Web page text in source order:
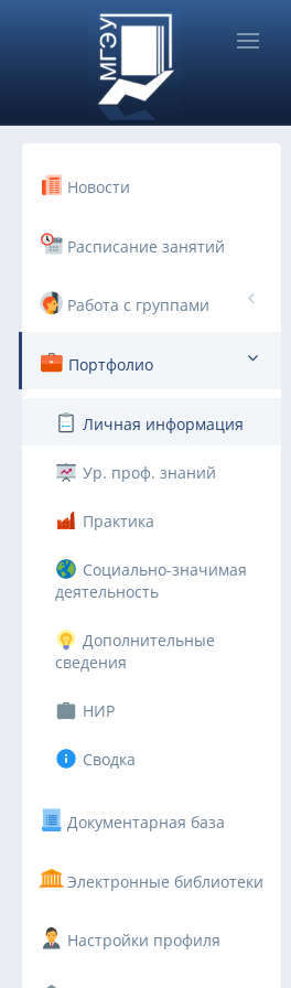
Новости
Расписание занятий
Работа с группами
Портфолио
Личная информация
Ур. проф. знаний
Практика
Социально-значимая
деятельность
Дополнительные
сведения
НИР
Сводка
Документарная база
Электронные библиотеки
Настройки профиля